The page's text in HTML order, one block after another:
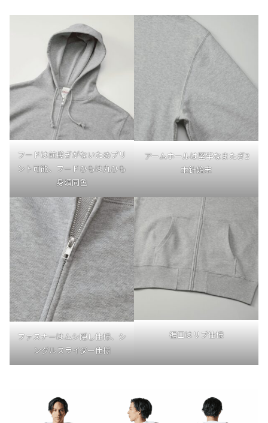
フードは前接ぎがないためプリ
ント可能、フードひもは丸ひも
身頃同色
アームホールは堅牢なまたぎ2
本針始末
ファスナーはムシ隠し仕様、シ
ングルスライダー仕様
裾口はリブ仕様